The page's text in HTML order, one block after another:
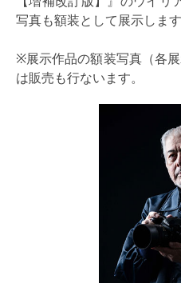
写真も額装として展示します
※展示作品の額装写真（各
は販売も行ないます。